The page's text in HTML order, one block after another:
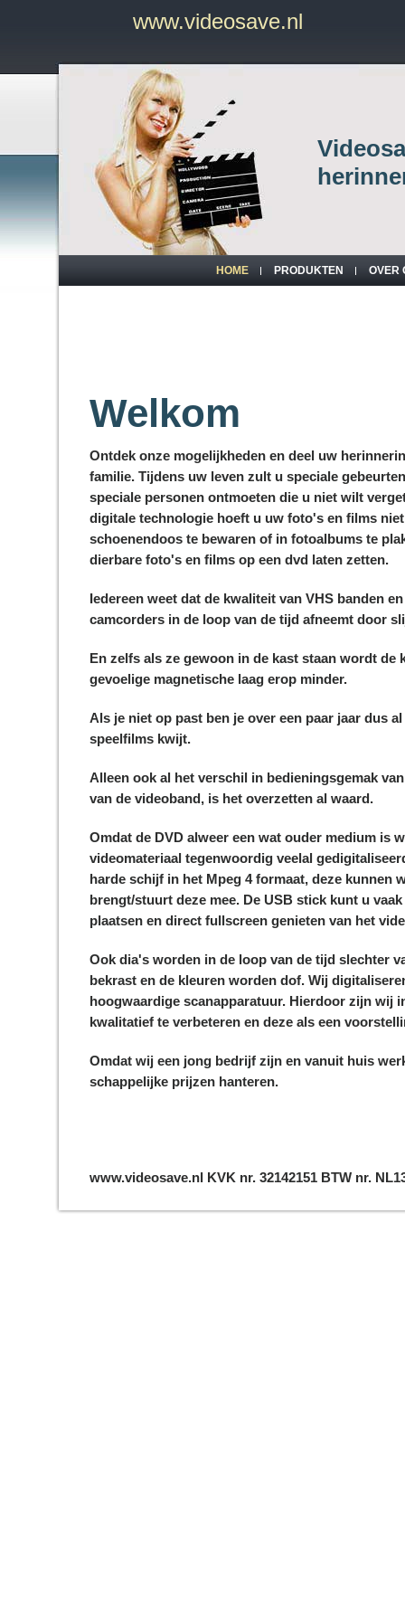
www.videosave.nl
HOME PRODUKTEN OVER
Welkom
Ontdek onze mogelijkheden en deel uw
familie. Tijdens uw leven zult u speciale
speciale personen ontmoeten die u niet wilt
digitale technologie hoeft u uw foto's en films
schoenendoos te bewaren of in fotoalbums te
dierbare foto's en films op een dvd laten zetten.
Iedereen weet dat de kwaliteit van VHS banden
camcorders in de loop van de tijd afneemt door
En zelfs als ze gewoon in de kast staan wordt de
gevoelige magnetische laag erop minder.
Als je niet op past ben je over een paar jaar dus
speelfilms kwijt.
Alleen ook al het verschil in bedieningsgemak
van de videoband, is het overzetten al waard.
Omdat de DVD alweer een wat ouder medium is
videomateriaal tegenwoordig veelal
harde schijf in het Mpeg 4 formaat, deze kunnen
brengt/stuurt deze mee. De USB stick kunt u
plaatsen en direct fullscreen genieten van het
Ook dia's worden in de loop van de tijd slechter
bekrast en de kleuren worden dof. Wij
hoogwaardige scanapparatuur. Hierdoor zijn wij
kwalitatief te verbeteren en deze als een
Omdat wij een jong bedrijf zijn en vanuit huis
schappelijke prijzen hanteren.
www.videosave.nl KVK nr. 32142151 BTW nr.